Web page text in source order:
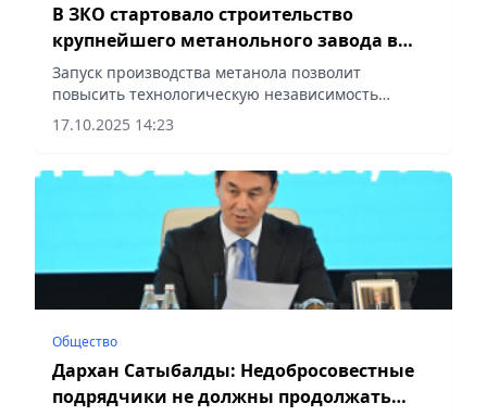
В ЗКО стартовало строительство
крупнейшего метанольного завода в
Казахстане
Запуск производства метанола позволит
повысить технологическую независимость
Казахстана и обеспечить более глубокую
переработку газовых ресурсов, сообщает
17.10.2025 14:23
Общество
Дархан Сатыбалды: Недобросовестные
подрядчики не должны продолжать